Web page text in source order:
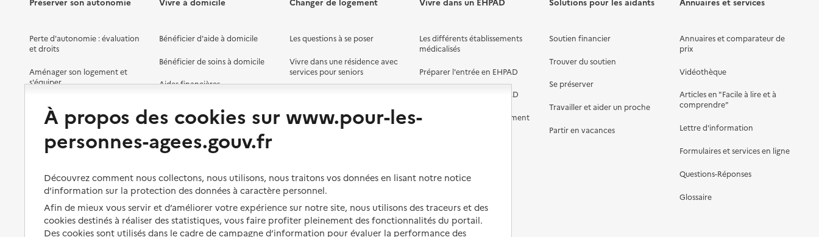
Perte d'autonomie : évaluation
et droits
Aménager son logement et
s'équiper
Préserver son autonomie et sa
santé
Organiser à l'avance sa propre
protection
Les obligations de la famille
À qui s’adresser ?
Bénéficier d'aide à domicile
Bénéficier de soins à domicile
Aides financières
Vivre à domicile avec une
Être hospitalisé
Fin de vie à domicile
Les questions à se poser
Vivre dans une résidence avec
services pour seniors
Vivre en accueil familial
Les différents établissements
médicalisés
Préparer l'entrée en EHPAD
Aides financières en EHPAD
Prévention, accompagnement
Droits en EHPAD
Fin de vie en EHPAD
Soutien financier
Trouver du soutien
Se préserver
Travailler et aider un proche
Partir en vacances
Annuaires et comparateur de
prix
Vidéothèque
Articles en "Facile à lire et à
comprendre"
Lettre d'information
Formulaires et services en ligne
Questions-Réponses
Glossaire
À propos des cookies sur www.pour-les-
personnes-agees.gouv.fr
Découvrez comment nous collectons, nous utilisons, nous traitons vos données en lisant notre notice
d’information sur la protection des données à caractère personnel.
Afin de mieux vous servir et d’améliorer votre expérience sur notre site, nous utilisons des traceurs et des
cookies destinés à réaliser des statistiques, vous faire profiter pleinement des fonctionnalités du portail.
Des cookies sont utilisés dans le cadre de campagne d’information pour évaluer la performance des